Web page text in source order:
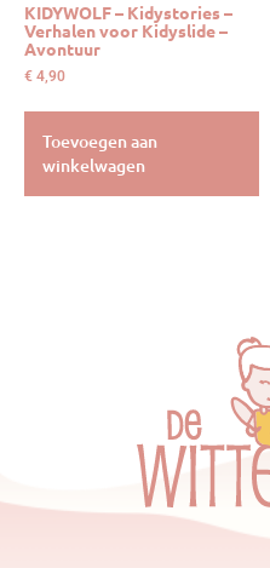
KIDYWOLF – Kidystories –
Verhalen voor Kidyslide –
Avontuur
€ 4,90
Toevoegen aan
winkelwagen